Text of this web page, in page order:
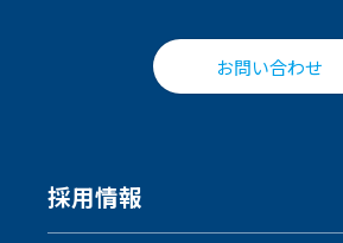
お問い合わせ
採用情報